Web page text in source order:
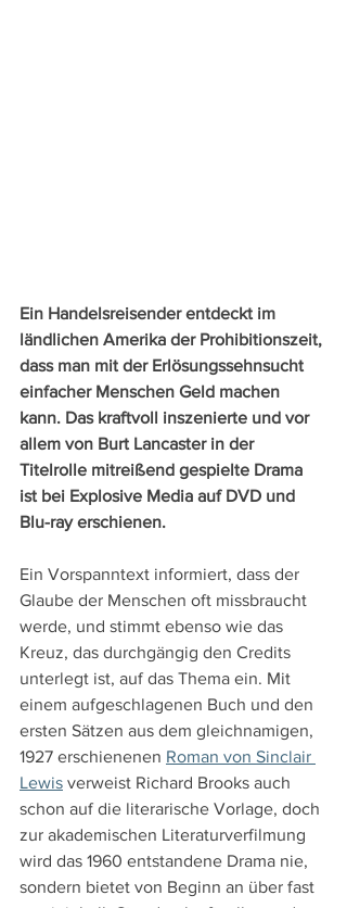
Ein Handelsreisender entdeckt im
ländlichen Amerika der Prohibitionszeit,
dass man mit der Erlösungssehnsucht
einfacher Menschen Geld machen
kann. Das kraftvoll inszenierte und vor
allem von Burt Lancaster in der
Titelrolle mitreißend gespielte Drama
ist bei Explosive Media auf DVD und
Blu-ray erschienen.
Ein Vorspanntext informiert, dass der
Glaube der Menschen oft missbraucht
werde, und stimmt ebenso wie das
Kreuz, das durchgängig den Credits
unterlegt ist, auf das Thema ein. Mit
einem aufgeschlagenen Buch und den
ersten Sätzen aus dem gleichnamigen,
1927 erschienenen Roman von Sinclair
Lewis verweist Richard Brooks auch
schon auf die literarische Vorlage, doch
zur akademischen Literaturverfilmung
wird das 1960 entstandene Drama nie,
sondern bietet von Beginn an über fast